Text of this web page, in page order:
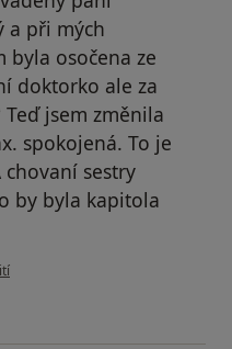
a při mých
byla osočena ze
doktorko ale za
jsem změnila
spokojená. To je
sestry
by byla kapitola
Váš účet byl odstraněn